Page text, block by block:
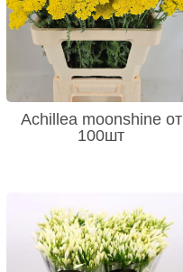
Achillea moonshine от
100шт